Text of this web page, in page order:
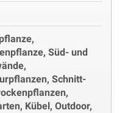
Süd- und
Schnitt-
Kübel, Outdoor,